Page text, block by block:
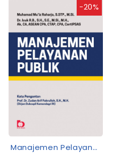
-20%
Manajemen Pelayanan Publik